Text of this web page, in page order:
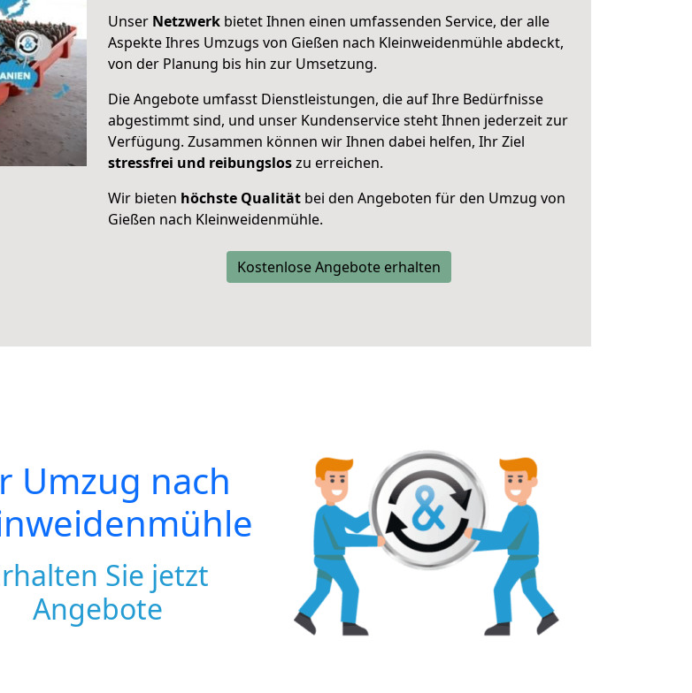
Unser Netzwerk bietet Ihnen einen umfassenden Service, der alle
Aspekte Ihres Umzugs von Gießen nach Kleinweidenmühle abdeckt,
von der Planung bis hin zur Umsetzung.
Die Angebote umfasst Dienstleistungen, die auf Ihre Bedürfnisse
abgestimmt sind, und unser Kundenservice steht Ihnen jederzeit zur
Verfügung. Zusammen können wir Ihnen dabei helfen, Ihr Ziel
stressfrei und reibungsloszu erreichen.
Wir bieten höchste Qualität bei den Angeboten für den Umzug von
Gießen nach Kleinweidenmühle.
Kostenlose Angebote erhalten
Umzug nach
Sie jetzt
Angebote